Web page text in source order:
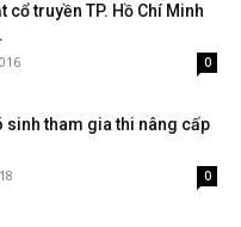
cổ truyền TP. Hồ Chí Minh
0
sinh tham gia thi nâng cấp
0